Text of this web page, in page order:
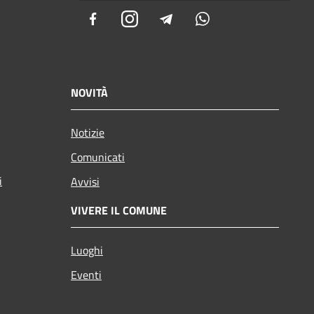
FacebookInstagramTelegram
NOVITÀ
Notizie
Comunicati
Avvisi
VIVERE IL COMUNE
Luoghi
Eventi